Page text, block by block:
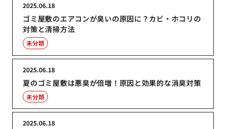
ゴミ屋敷のエアコンが臭いの原因に？カビ・ホコリの
対策と清掃方法
2025.06.18
未分類
夏のゴミ屋敷は悪臭が倍増！原因と効果的な消臭対策
2025.06.18
未分類
2025.06.18